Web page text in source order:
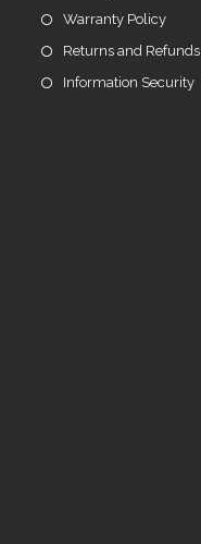
Warranty Policy
Returns and Refunds
Information Security